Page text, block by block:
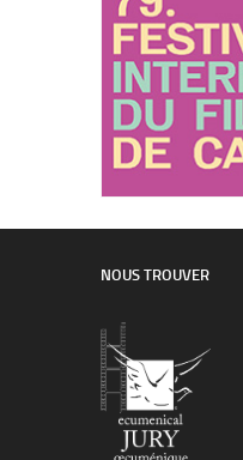
NOUS TROUVER